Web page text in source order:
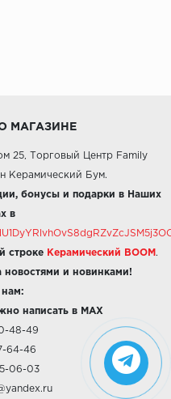
МАГАЗИНЕ
25, Торговый Центр Family
Керамический Бум.
бонусы и подарки в Наших
в
строке Керамический BOOM .
новостями и новинками!
нам:
написать в MAX
48-49
64-46
06-03